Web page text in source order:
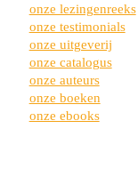
onze lezingenreeks
onze testimonials
onze uitgeverij
onze catalogus
onze auteurs
onze boeken
onze ebooks